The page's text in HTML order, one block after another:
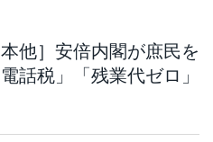
他］安倍内閣が庶民を
話税」「残業代ゼロ」